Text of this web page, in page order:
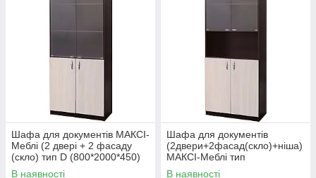
Шафа для документів МАКСІ-
Меблі (2 двері + 2 фасаду
(скло) тип D (800*2000*450)
Венге магія/Дуб молочний
В наявності
Шафа для документів
(2двери+2фасад(скло)+ніша)
МАКСІ-Меблі тип
Е(700*2000*400)Венге магія/
В наявності